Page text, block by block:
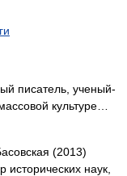
писатель, ученый-
культуре…
(2013)
наук,